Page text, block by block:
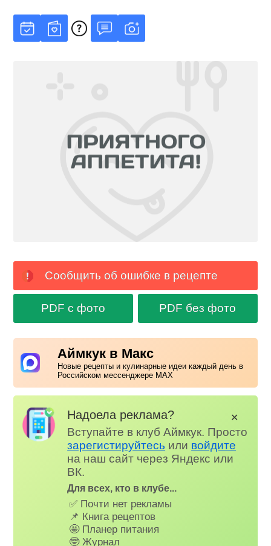
Сообщить об ошибке в рецепте
PDF с фото PDF без фото
Аймкук в Макс
Новые рецепты и кулинарные идеи каждый день в
Российском мессенджере MAX
Надоела реклама?
Вступайте в клуб Аймкук. Просто
зарегистируйтесь или войдите
на наш сайт через Яндекс или
ВК.
Для всех, кто в клубе...
✅ Почти нет рекламы
📌 Книга рецептов
🤩 Планер питания
🤓 Журнал
✕